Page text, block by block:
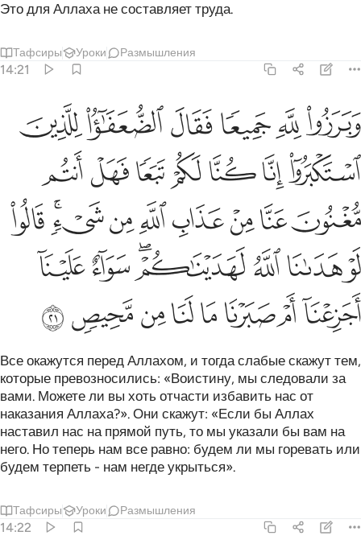
Это для Аллаха не составляет труда.
Тафсиры Уроки Размышления
14:21
وبرزوا لله جميعا فقال الضعفاء للذين استكبروا انا كنا لكم تبعا فهل
وَبَرَزُوا۟ لِلَّهِ جَمِيعًۭا فَقَالَ ٱلضُّعَفَـٰٓؤُا۟ لِلَّذِينَ ٱسْتَكْبَرُوٓا۟ إِنَّا كُنَّا
ﱗﱘﱙﱚﱛﱜ
ﱝﱞﱟﱠﱡﱢﱣ
ﱤﱥﱦﱧﱨﱩﱪﱫﱬ
ﱭﱮﱯﱰﱱﱲﱳ
ﱴﱵﱶﱷﱸﱹﱺﱻ
Все окажутся перед Аллахом, и тогда слабые скажут тем,
которые превозносились: «Воистину, мы следовали за
вами. Можете ли вы хоть отчасти избавить нас от
наказания Аллаха?». Они скажут: «Если бы Аллах
наставил нас на прямой путь, то мы указали бы вам на
него. Но теперь нам все равно: будем ли мы горевать или
будем терпеть - нам негде укрыться».
Тафсиры Уроки Размышления
14:22